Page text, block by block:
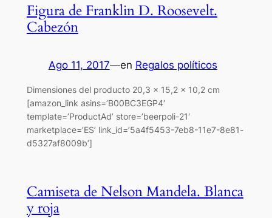
Figura de Franklin D. Roosevelt.
Cabezón
Ago 11, 2017—en Regalos políticos
Dimensiones del producto 20,3 x 15,2 x 10,2 cm
[amazon_link asins=’B00BC3EGP4′
template=’ProductAd’ store=’beerpoli-21′
marketplace=’ES’ link_id=’5a4f5453-7eb8-11e7-8e81-
d5327af8009b’]
Camiseta de Nelson Mandela. Blanca
y roja